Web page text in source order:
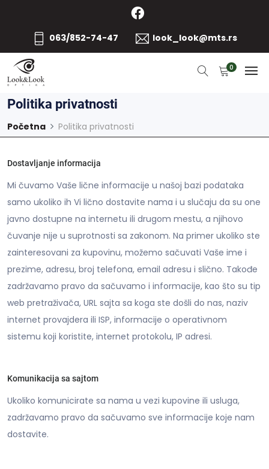
063/852-74-47 look_look@mts.rs
0
Politika privatnosti
Početna Politika privatnosti
Dostavljanje informacija
Mi čuvamo Vaše lične informacije u našoj bazi podataka
samo ukoliko ih Vi lično dostavite nama i u slučaju da su one
javno dostupne na internetu ili drugom mestu, a njihovo
čuvanje nije u suprotnosti sa zakonom. Na primer ukoliko ste
zainteresovani za kupovinu, možemo sačuvati Vaše ime i
prezime, adresu, broj telefona, email adresu i slično. Takođe
zadržavamo pravo da sačuvamo i informacije, kao što su tip
web pretraživača, URL sajta sa koga ste došli do nas, naziv
internet provajdera ili ISP, informacije o operativnom
sistemu koji koristite, internet protokolu, IP adresi.
Komunikacija sa sajtom
Ukoliko komunicirate sa nama u vezi kupovine ili usluga,
zadržavamo pravo da sačuvamo sve informacije koje nam
dostavite.